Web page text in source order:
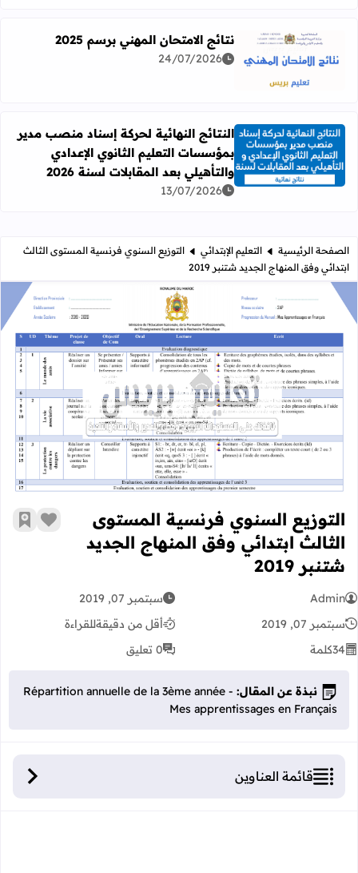
اقرأ المزيد عن نتائج الامتحان المهني برسم 2025
نتائج الامتحان المهني برسم 2025
24/07/2026
اقرأ المزيد عن النتائج النهائية لحركة إسناد منصب مدير
النتائج النهائية لحركة إسناد منصب مدير
بمؤسسات التعليم الثانوي الإعدادي
والتأهيلي بعد المقابلات لسنة 2026
13/07/2026
الصفحة الرئيسية التعليم الإبتدائي
التوزيع السنوي فرنسية المستوى الثالث
ابتدائي وفق المنهاج الجديد شتنبر 2019
التوزيع السنوي فرنسية المستوى
التوزيع السنوي فرنسية المستوى
الثالث ابتدائي وفق المنهاج الجديد
شتنبر 2019
زر أضف
Admin
سبتمبر 07, 2019
سبتمبر 07, 2019
أقل من دقيقةللقراءة
34كلمة 0 تعليق
نبذة عن المقال: Répartition annuelle de la 3ème année -
Mes apprentissages en Français
قائمة العناوين